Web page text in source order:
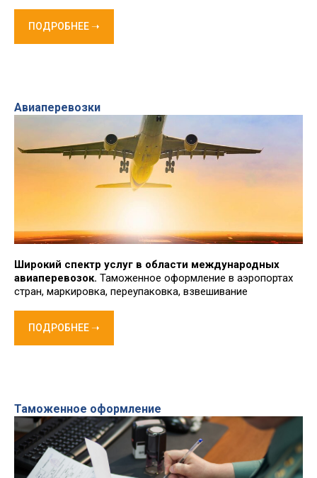
ПОДРОБНЕЕ ➝
Авиаперевозки
Широкий спектр услуг в области международных
авиаперевозок. Таможенное оформление в аэропортах
стран, маркировка, переупаковка, взвешивание
ПОДРОБНЕЕ ➝
Таможенное оформление